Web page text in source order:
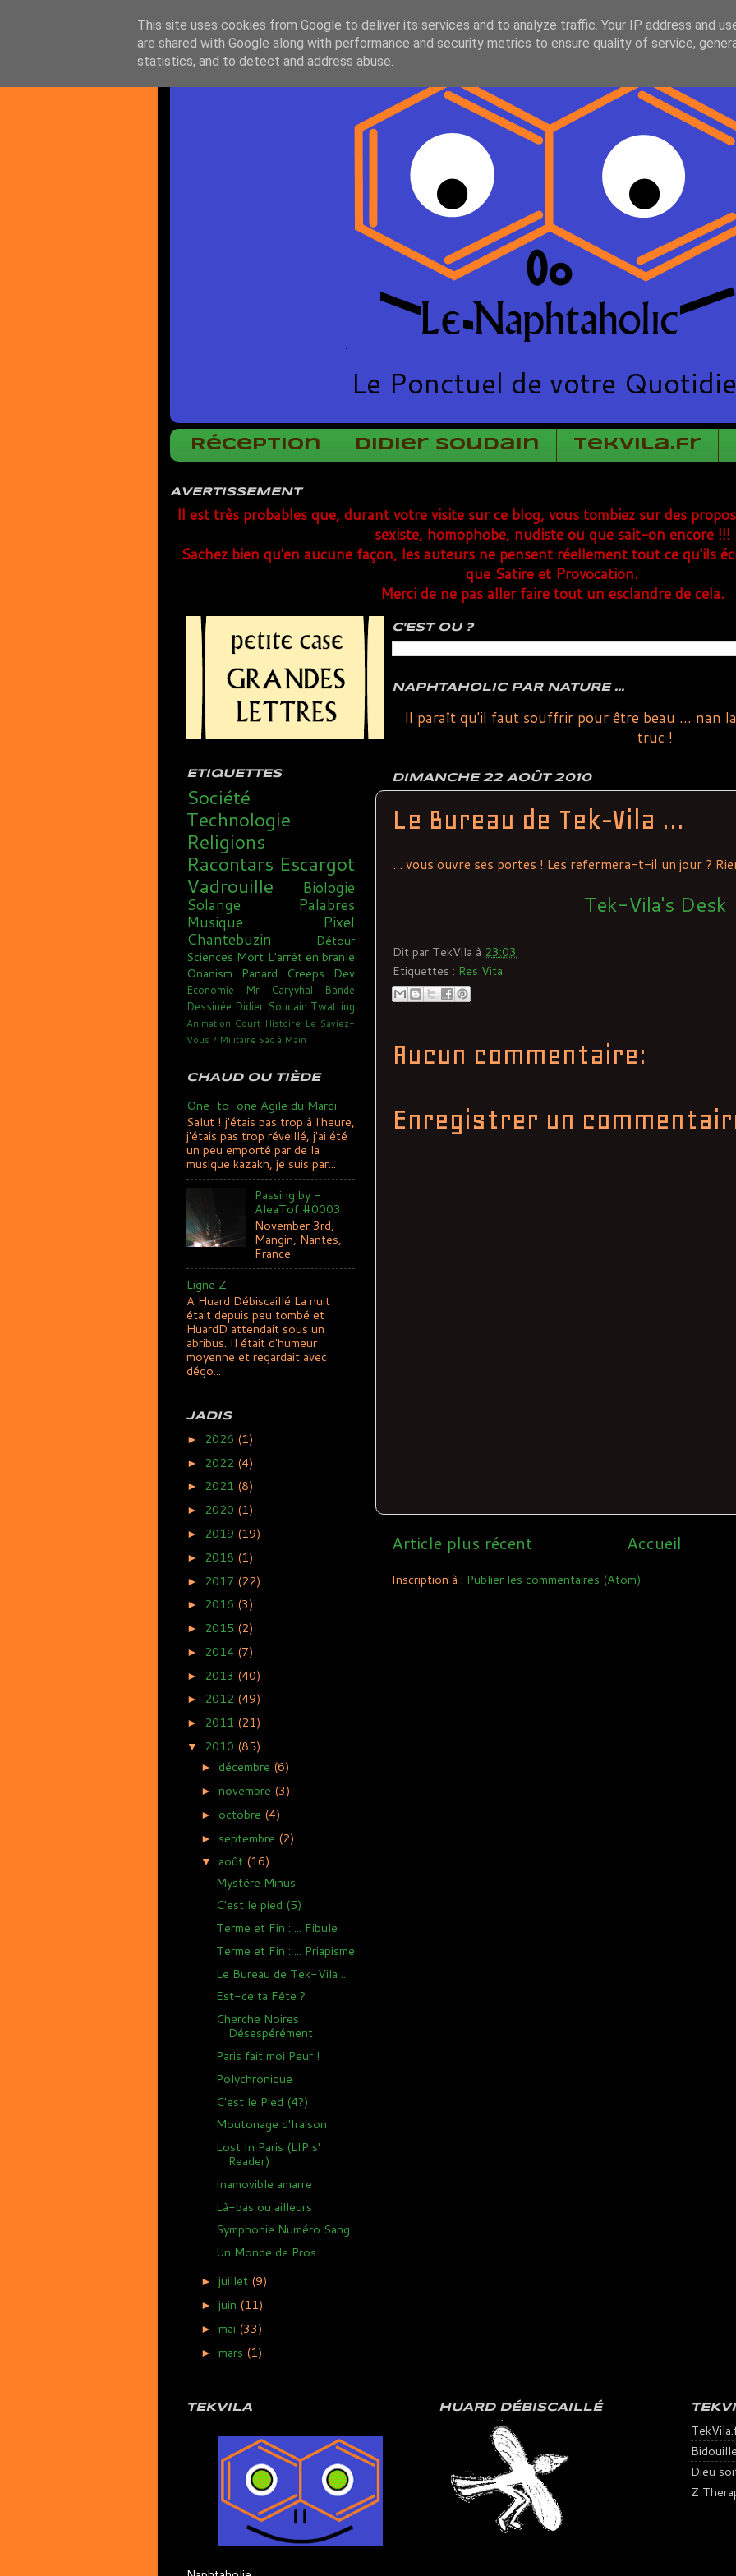
Le Ponctuel de votre
Réception Didier Soudain TekVila.fr
AVERTISSEMENT
Il est très probables que, durant votre visite sur ce blog, vous tombiez sur des
sexiste, homophobe, nudiste ou que sait-on encore !!!
Sachez bien qu'en aucune façon, les auteurs ne pensent réellement tout ce qu'ils
que Satire et Provocation.
Merci de ne pas aller faire tout un esclandre de cela.
C'EST OU ?
NAPHTAHOLIC PAR NATURE ...
Il paraît qu'il faut souffrir pour être beau ... nan
truc !
DIMANCHE 22 AOÛT 2010
Le Bureau de Tek-Vila ...
... vous ouvre ses portes ! Les refermera-t-il un jour ?
Tek-Vila's Desk
Dit par TekVila à 23:03
Etiquettes : Res Vita
Aucun commentaire:
Enregistrer un
Article plus récent Accueil
Inscription à : Publier les commentaires (Atom)
ETIQUETTES
Société
Technologie
Religions
Racontars Escargot
Vadrouille
Biologie
Solange
Palabres
Musique
Pixel
Chantebuzin
Détour
Sciences Mort L'arrêt en branle
Onanism
Panard Creeps Dev
Economie Mr Caryvhal
Bande
Dessinée Didier Soudain Twatting
Animation Court Histoire Le Saviez-
Vous ? Militaire Sac à Main
CHAUD OU TIÈDE
One-to-one Agile du Mardi
Salut ! j'étais pas trop à l'heure,
j'étais pas trop réveillé, j'ai été
un peu emporté par de la
musique kazakh, je suis par...
Passing by -
AleaTof #0003
November 3rd,
Mangin, Nantes,
France
Ligne Z
A Huard Débiscaillé La nuit
était depuis peu tombé et
HuardD attendait sous un
abribus. Il était d'humeur
moyenne et regardait avec
dégo...
JADIS
► 2026 (1)
► 2022 (4)
► 2021 (8)
► 2020 (1)
► 2019 (19)
► 2018 (1)
► 2017 (22)
► 2016 (3)
► 2015 (2)
► 2014 (7)
► 2013 (40)
► 2012 (49)
► 2011 (21)
▼ 2010 (85)
► décembre (6)
►novembre (3)
► octobre (4)
► septembre (2)
▼ août (16)
Mystère Minus
C'est le pied (5)
Terme et Fin : ... Fibule
Terme et Fin : ... Priapisme
Le Bureau de Tek-Vila ...
Est-ce ta Fête ?
Cherche Noires
Désespérément
Paris fait moi Peur !
Polychronique
C'est le Pied (4?)
Moutonage d'Iraison
Lost In Paris (LIP s'
Reader)
Inamovible amarre
Là-bas ou ailleurs
Symphonie Numéro Sang
Un Monde de Pros
►juillet (9)
►juin (11)
►mai (33)
►mars (1)
TEKVILA HUARD DÉBISCAILLÉ
Dieu
Z
This site uses cookies from Google to deliver its services and to analyze traffic. Your IP address and
are shared with Google along with performance and security metrics to ensure quality of service,
statistics, and to detect and address abuse.